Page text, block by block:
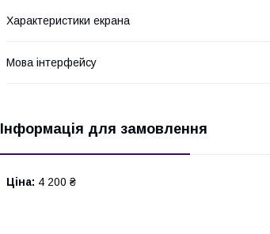
Характеристики екрана
Мова інтерфейсу
Інформація для замовлення
Ціна: 4 200 ₴